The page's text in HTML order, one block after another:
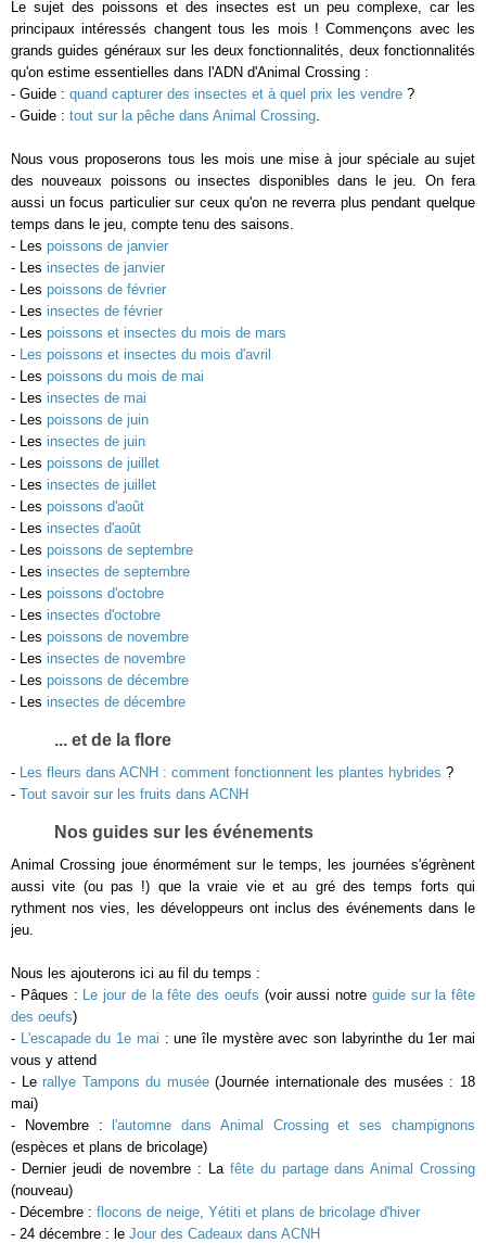
Le sujet des poissons et des insectes est un peu complexe, car les
principaux intéressés changent tous les mois ! Commençons avec les
grands guides généraux sur les deux fonctionnalités, deux fonctionnalités
qu'on estime essentielles dans l'ADN d'Animal Crossing :
- Guide : quand capturer des insectes et à quel prix les vendre ?
- Guide : tout sur la pêche dans Animal Crossing
Nous vous proposerons tous les mois une mise à jour spéciale au sujet
des nouveaux poissons ou insectes disponibles dans le jeu. On fera
aussi un focus particulier sur ceux qu'on ne reverra plus pendant quelque
temps dans le jeu, compte tenu des saisons.
- Les poissons de janvier
- Les insectes de janvier
- Les poissons de février
- Les insectes de février
- Les poissons et insectes du mois de mars
-
Les poissons et insectes du mois d'avril
- Les poissons du mois de mai
- Les insectes de mai
- Les poissons de juin
- Les insectes de juin
- Les poissons de juillet
- Les insectes de juillet
- Les poissons d'août
- Les insectes d'août
- Les poissons de septembre
- Les insectes de septembre
- Les poissons d'octobre
- Les insectes d'octobre
- Les poissons de novembre
- Les insectes de novembre
- Les poissons de décembre
- Les insectes de décembre
... et de la flore
- Les fleurs dans ACNH : comment fonctionnent les plantes hybrides ?
- Tout savoir sur les fruits dans ACNH
Nos guides sur les événements
Animal Crossing joue énormément sur le temps, les journées s'égrènent
aussi vite (ou pas !) que la vraie vie et au gré des temps forts qui
rythment nos vies, les développeurs ont inclus des événements dans le
jeu.
Nous les ajouterons ici au fil du temps :
- Pâques :
Le jour de la fête des oeufs (voir aussi notre guide sur la fête
des oeufs)
-
L'escapade du 1e mai : une île mystère avec son labyrinthe du 1er mai
vous y attend
- Lerallye Tampons du musée(Journée internationale des musées : 18
mai)
- Novembre :
l'automne dans Animal Crossing et ses champignons
(espèces et plans de bricolage)
- Dernier jeudi de novembre : La fête du partage dans Animal Crossing
(nouveau)
- Décembre : flocons de neige, Yétiti et plans de bricolage d'hiver
- 24 décembre : le Jour des Cadeaux dans ACNH